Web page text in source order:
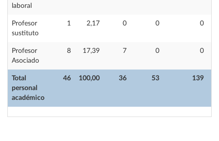
Total
personal
académico
46 100,00 36 53 139
laboral
Profesor
sustituto
1 2,17 0 0 0
Profesor
Asociado
8 17,39 7 0 0